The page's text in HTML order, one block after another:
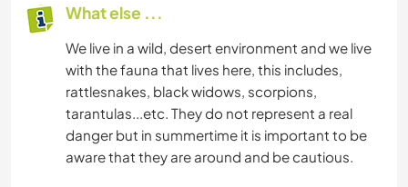
What else ...
We live in a wild, desert environment and we live
with the fauna that lives here, this includes,
rattlesnakes, black widows, scorpions,
tarantulas...etc. They do not represent a real
danger but in summertime it is important to be
aware that they are around and be cautious.